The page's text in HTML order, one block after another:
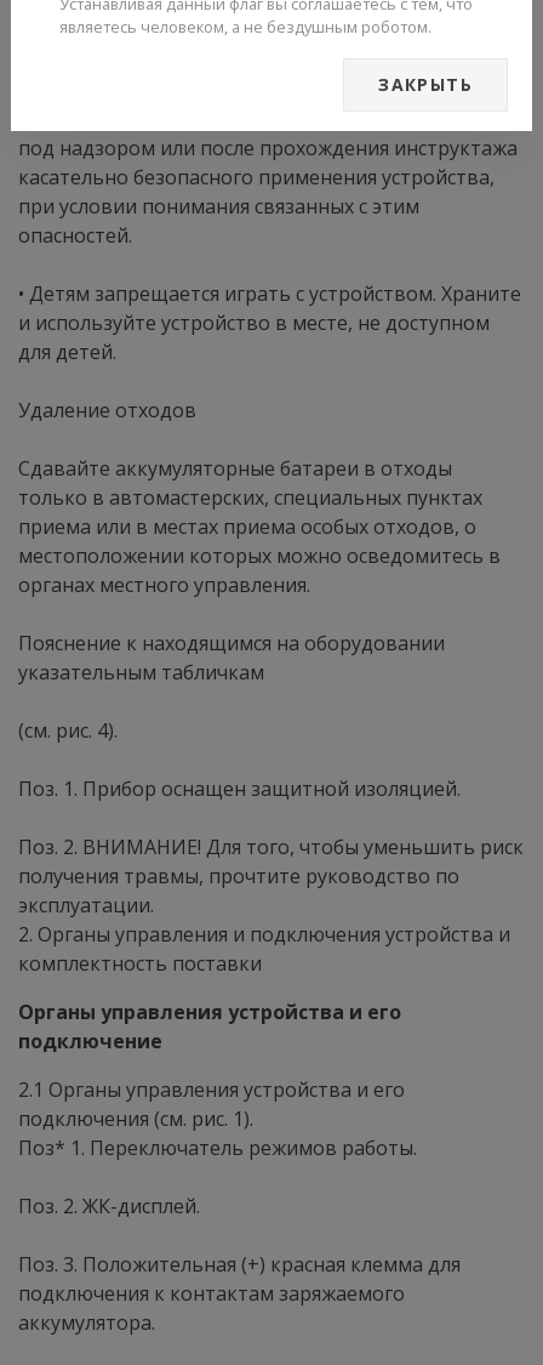
ознакомиться с инструкцией. Возможно
использование устройства лицами со сниженными
физическими, сенсорными или умственными
способностями либо с недостатком опыта и знаний
под надзором или после прохождения инструктажа
касательно безопасного применения устройства,
при условии понимания связанных с этим
опасностей.
• Детям запрещается играть с устройством. Храните
и используйте устройство в месте, не доступном
для детей.
Удаление отходов
Сдавайте аккумуляторные батареи в отходы
только в автомастерских, специальных пунктах
приема или в местах приема особых отходов, о
местоположении которых можно осведомитесь в
органах местного управления.
Пояснение к находящимся на оборудовании
указательным табличкам
(см. рис. 4).
Поз. 1. Прибор оснащен защитной изоляцией.
Поз. 2. ВНИМАНИЕ! Для того, чтобы уменьшить риск
получения травмы, прочтите руководство по
эксплуатации.
2. Органы управления и подключения устройства и
комплектность поставки
Органы управления устройства и его
подключение
2.1 Органы управления устройства и его
подключения (см. рис. 1).
Поз* 1. Переключатель режимов работы.
Поз. 2. ЖК-дисплей.
Поз. 3. Положительная (+) красная клемма для
подключения к контактам заряжаемого
аккумулятора.
являетесь человеком, а не бездушным роботом.
ЗАКРЫТЬ